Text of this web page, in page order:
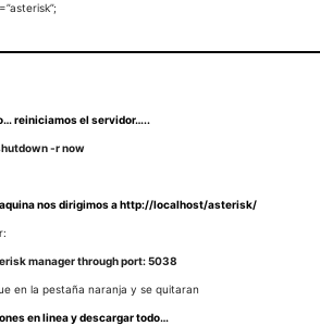
reiniciamos el servidor…..
-r now
nos dirigimos a http://localhost/asterisk/
manager through port: 5038
en la pestaña naranja y se quitaran
en linea y descargar todo…